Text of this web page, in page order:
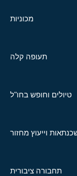
מכוניות
תעופה קלה
טיולים וחופש בחו"ל
וייעוץ מחזור
תחבורה ציבורית